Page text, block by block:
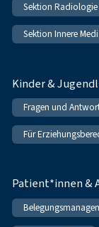
Sektion Radiologie
Sektion Innere
Kinder &
Fragen und
Für
Patient*innen &